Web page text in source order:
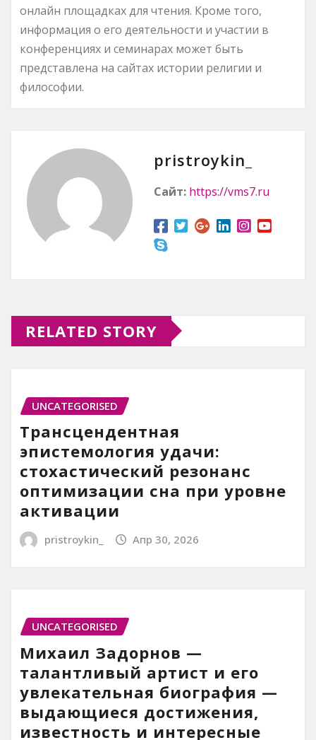
онлайн площадках для чтения. Кроме того,
информация о его деятельности и участии в
конференциях и семинарах может быть
представлена на сайтах истории религии и
философии.
pristroykin_
Сайт: https://vms7.ru
RELATED STORY
UNCATEGORISED
Трансцендентная
эпистемология удачи:
стохастический резонанс
оптимизации сна при уровне
активации
pristroykin_ Апр 30, 2026
UNCATEGORISED
Михаил Задорнов —
талантливый артист и его
увлекательная биография —
выдающиеся достижения,
известность и интересные